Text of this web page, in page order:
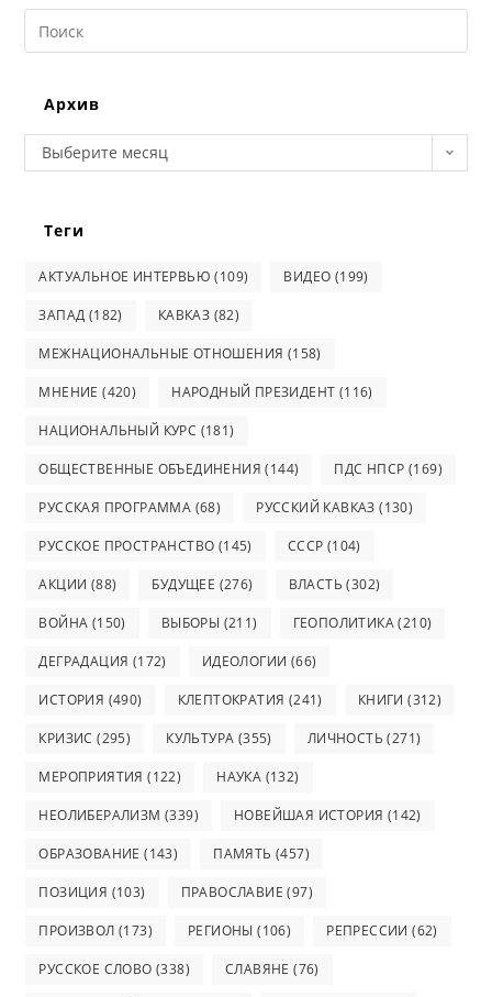
Search
this
Архив
Архив
Выберите месяц
Теги
АКТУАЛЬНОЕ ИНТЕРВЬЮ (109) ВИДЕО (199)
ЗАПАД (182) КАВКАЗ (82)
МЕЖНАЦИОНАЛЬНЫЕ ОТНОШЕНИЯ (158)
МНЕНИЕ (420) НАРОДНЫЙ ПРЕЗИДЕНТ (116)
НАЦИОНАЛЬНЫЙ КУРС (181)
ОБЩЕСТВЕННЫЕ ОБЪЕДИНЕНИЯ (144) ПДС НПСР (169)
РУССКАЯ ПРОГРАММА (68) РУССКИЙ КАВКАЗ (130)
РУССКОЕ ПРОСТРАНСТВО (145) СССР (104)
АКЦИИ (88) БУДУЩЕЕ (276) ВЛАСТЬ (302)
ВОЙНА (150) ВЫБОРЫ (211) ГЕОПОЛИТИКА(210)
ДЕГРАДАЦИЯ (172) ИДЕОЛОГИИ (66)
ИСТОРИЯ (490) КЛЕПТОКРАТИЯ (241) КНИГИ (312)
КРИЗИС (295) КУЛЬТУРА (355) ЛИЧНОСТЬ (271)
МЕРОПРИЯТИЯ (122) НАУКА (132)
НЕОЛИБЕРАЛИЗМ (339) НОВЕЙШАЯ ИСТОРИЯ (142)
ОБРАЗОВАНИЕ (143) ПАМЯТЬ (457)
ПОЗИЦИЯ (103) ПРАВОСЛАВИЕ (97)
ПРОИЗВОЛ (173) РЕГИОНЫ (106) РЕПРЕССИИ (62)
РУССКОЕ СЛОВО (338) СЛАВЯНЕ (76)